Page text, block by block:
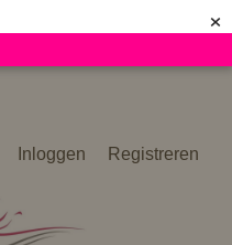
×
Inloggen Registreren